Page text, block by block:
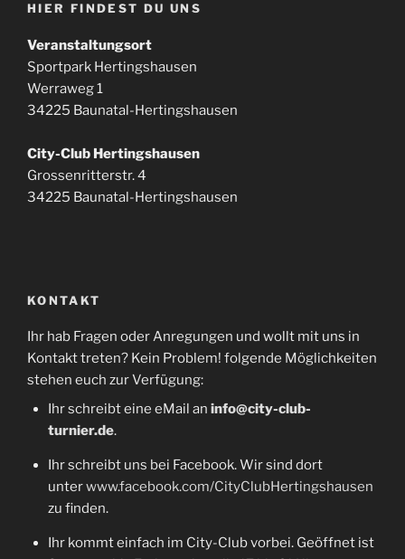
HIER FINDEST DU UNS
Veranstaltungsort
Sportpark Hertingshausen
Werraweg 1
34225 Baunatal-Hertingshausen
City-Club Hertingshausen
Grossenritterstr. 4
34225 Baunatal-Hertingshausen
KONTAKT
Ihr hab Fragen oder Anregungen und wollt mit uns in
Kontakt treten? Kein Problem! folgende Möglichkeiten
stehen euch zur Verfügung:
Ihr schreibt eine eMail an info@city-club-
turnier.de.
Ihr schreibt uns bei Facebook. Wir sind dort
unterwww.facebook.com/CityClubHertingshausen
zu finden.
Ihr kommt einfach im City-Club vorbei. Geöffnet ist